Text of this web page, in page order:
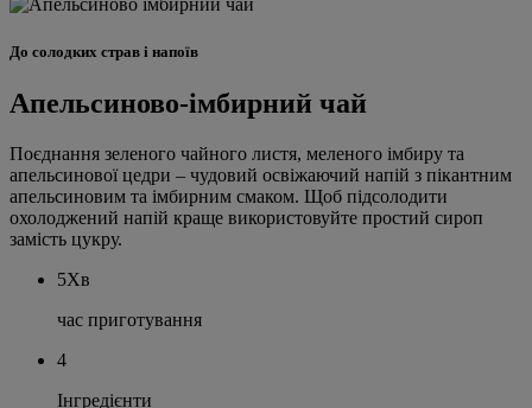
До солодких страв і напоїв
Апельсиново-імбирний чай
Поєднання зеленого чайного листя, меленого імбиру та
апельсинової цедри – чудовий освіжаючий напій з пікантним
апельсиновим та імбирним смаком. Щоб підсолодити
охолоджений напій краще використовуйте простий сироп
замість цукру.
5Хв
час приготування
4
Інгредієнти